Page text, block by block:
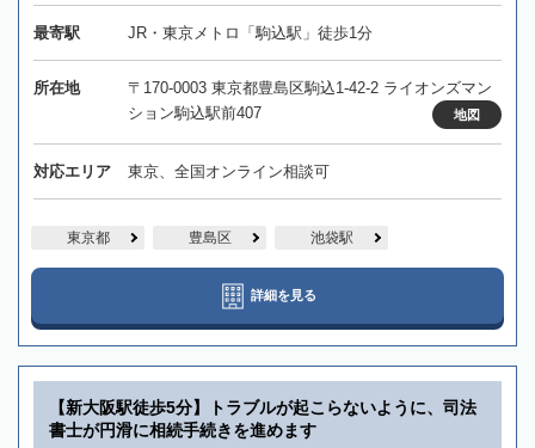
最寄駅 JR・東京メトロ「駒込駅」徒歩1分
所在地
〒170-0003 東京都豊島区駒込1-42-2 ライオンズマン
ション駒込駅前407
地図
対応エリア 東京、全国オンライン相談可
東京都 豊島区 池袋駅
詳細を見る
【新大阪駅徒歩5分】トラブルが起こらないように、司法
書士が円滑に相続手続きを進めます